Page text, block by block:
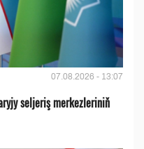
07.08.2026 - 13:07
seljeriş merkezleriniň